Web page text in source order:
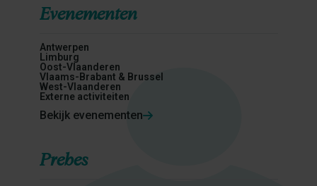
Evenementen
Antwerpen
Limburg
Oost-Vlaanderen
Vlaams-Brabant & Brussel
West-Vlaanderen
Externe activiteiten
Bekijk evenementen
Prebes